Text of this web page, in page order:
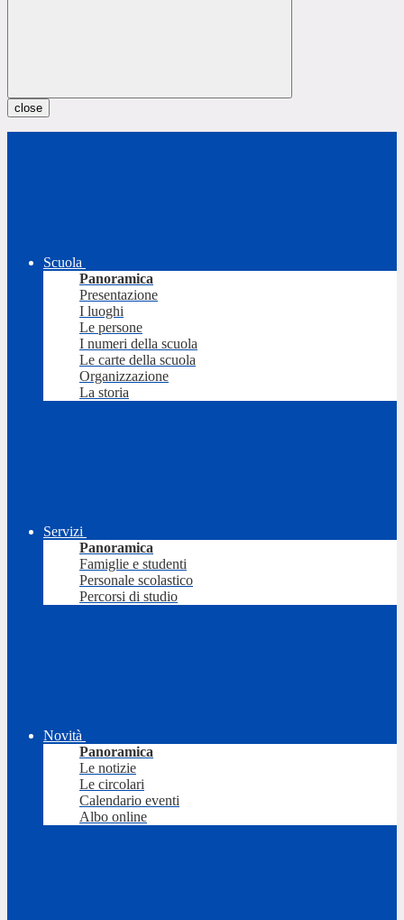
close
Scuola
Panoramica
Presentazione
I luoghi
Le persone
I numeri della scuola
Le carte della scuola
Organizzazione
La storia
Servizi
Panoramica
Famiglie e studenti
Personale scolastico
Percorsi di studio
Novità
Panoramica
Le notizie
Le circolari
Calendario eventi
Albo online